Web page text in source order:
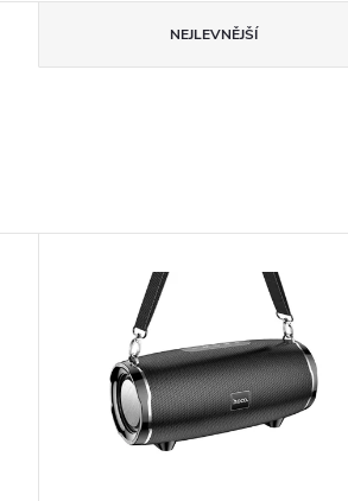
NEJLEVNĚJŠÍ